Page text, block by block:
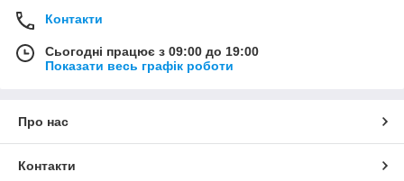
Контакти
Сьогодні працює з 09:00 до 19:00
Показати весь графік роботи
Про нас
Контакти